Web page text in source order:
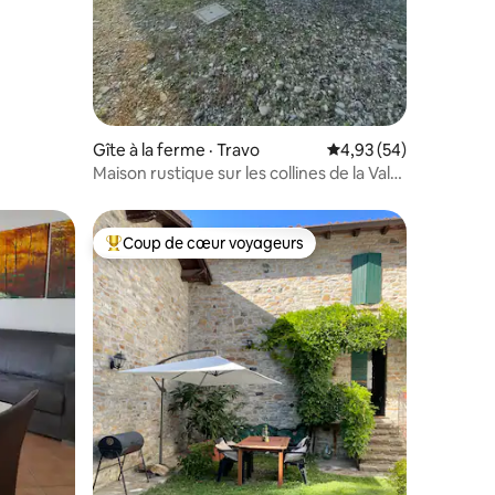
Gîte à la ferme · Travo Note moyenne de
4,93 (54)
Maison rustique sur les collines de la Val
Coup de cœur voyageurs parmi les plus aimés
Coup de cœur voyageurs